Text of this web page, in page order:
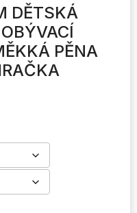
DĚTSKÁ
PĚNA